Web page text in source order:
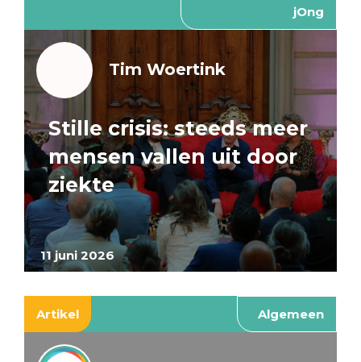
jOng
11 juni 2026
Tim Woertink
Stille crisis: steeds meer
mensen vallen uit door
ziekte
Artikel Algemeen